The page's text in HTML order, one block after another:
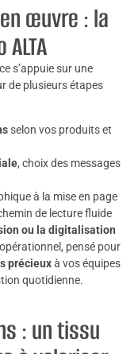
œuvre : la
s’appuie sur une
de plusieurs étapes
selon vos produits et
, choix des messages
à la mise en page
de lecture fluide
ou la digitalisation
pensé pour
précieuxà vos équipes
quotidienne.
: un tissu